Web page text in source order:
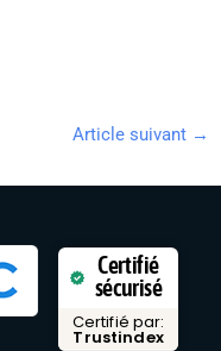
Article suivant →
Certifié
sécurisé
Certifié par:
Trustindex